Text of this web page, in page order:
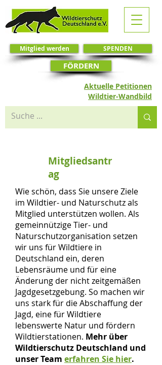
SPENDEN
Mitglied werden
Aktuelle Petitionen
FÖRDERN
Wildtier-Wandbild
Mitgliedsantr
ag
Wie schön, dass Sie unsere Ziele
im Wildtier- und Naturschutz als
Mitglied unterstützen wollen. Als
gemeinnützige Tier- und
Naturschutzorganisation setzen
wir uns für Wildtiere in
Deutschland ein, deren
Lebensräume und für eine
Änderung der nicht zeitgemäßen
Jagdgesetzgebung. So machen wir
uns stark für die Abschaffung der
Jagd, eine für Wildtiere
lebenswerte Natur und fördern
Wildtierstationen. Mehr über
Wildtierschutz Deutschland und
unser Team erfahren Sie hier.